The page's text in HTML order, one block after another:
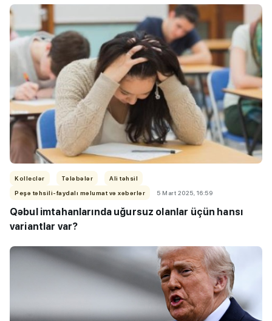
Kolleclər Tələbələr
Ali təhsil
Peşə təhsili-faydalı məlumat və xəbərlər
5 Mart 2025, 16:59
Qəbul imtahanlarında uğursuz olanlar üçün hansı
variantlar var?